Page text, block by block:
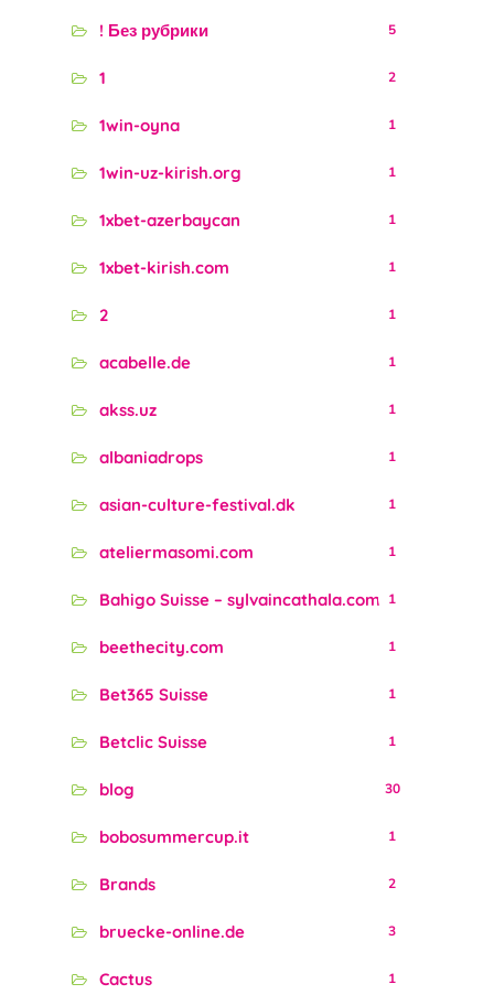
! Без рубрики 5
1 2
1win-oyna 1
1win-uz-kirish.org 1
1xbet-azerbaycan 1
1xbet-kirish.com 1
2 1
acabelle.de 1
akss.uz 1
albaniadrops 1
asian-culture-festival.dk 1
ateliermasomi.com 1
Bahigo Suisse – sylvaincathala.com 1
beethecity.com 1
Bet365 Suisse 1
Betclic Suisse 1
blog 30
bobosummercup.it 1
Brands 2
bruecke-online.de 3
Cactus 1